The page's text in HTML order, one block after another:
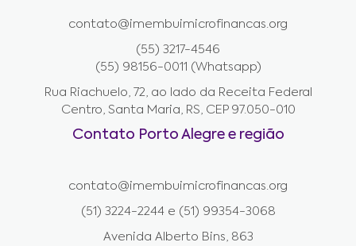
contato@imembuimicrofinancas.org
(55) 3217-4546
(55) 98156-0011 (Whatsapp)
Rua Riachuelo, 72, ao lado da Receita Federal
Centro, Santa Maria, RS, CEP 97.050-010
Contato Porto Alegre e região
contato@imembuimicrofinancas.org
(51) 3224-2244 e (51) 99354-3068
Avenida Alberto Bins, 863